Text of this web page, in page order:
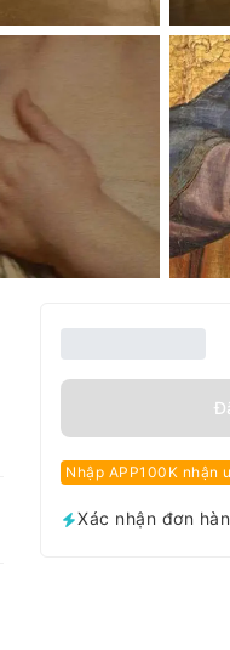
Nhập APP100K nhận
Xác nhận đơn